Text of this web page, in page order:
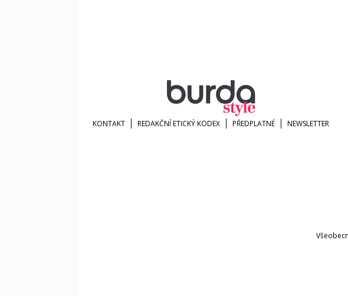
KONTAKT REDAKČNÍ ETICKÝ KODEX PŘEDPLATNÉ NEWSLETTER